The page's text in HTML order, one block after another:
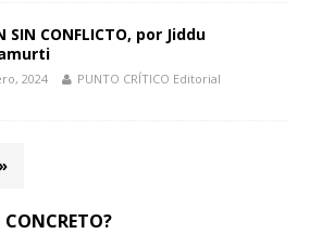
SIN CONFLICTO, por Jiddu
2024 PUNTO CRÍTICO Editorial
»
CONCRETO?